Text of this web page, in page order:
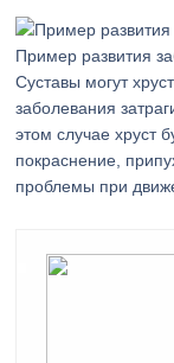
Пример развития
Суставы могут
заболевания
этом случае хруст
покраснение,
проблемы при